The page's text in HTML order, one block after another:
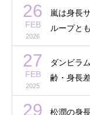
26
FEB
2026
嵐は身長
ループと
27
FEB
2025
ダンビラ
齢・身長
29
松潤の身